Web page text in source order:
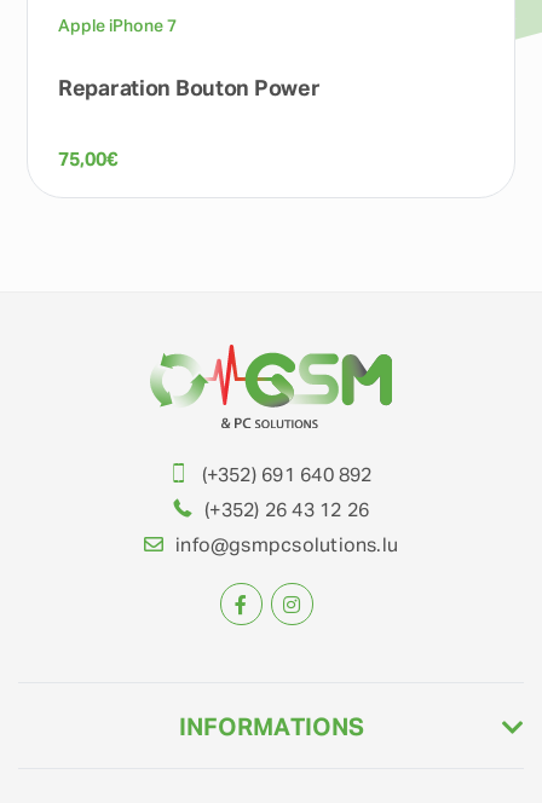
Apple iPhone 7
Reparation Bouton Power
75,00€
(+352) 691 640 892
(+352) 26 43 12 26
info@gsmpcsolutions.lu
INFORMATIONS